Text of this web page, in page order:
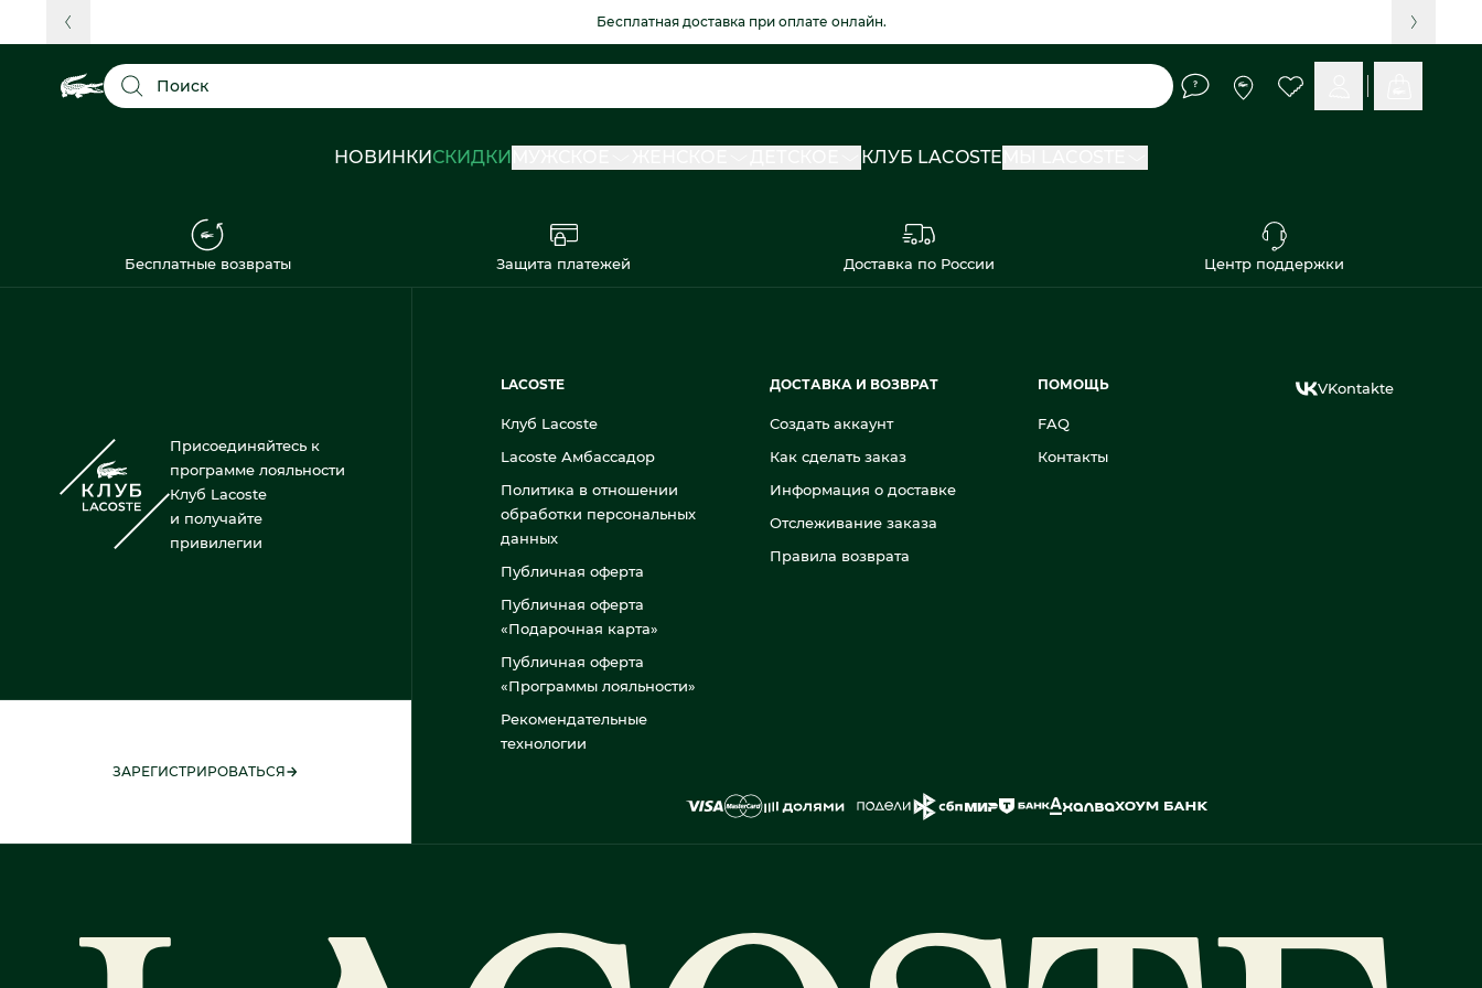
Бесплатная доставка при оплате онлайн.
Поиск
НОВИНКИСКИДКИ КЛУБ LACOSTE
Бесплатные возвраты Защита платежей Доставка по России Центр поддержки
Присоединяйтесь к
программе лояльности
Клуб Lacoste
и получайте
привилегии
ЗАРЕГИСТРИРОВАТЬСЯ
LACOSTE
Клуб Lacoste
Lacoste Амбассадор
Политика в отношении
обработки персональных
данных
Публичная оферта
Публичная оферта
«Подарочная карта»
Публичная оферта
«Программы лояльности»
Рекомендательные
технологии
ДОСТАВКА И ВОЗВРАТ
Создать аккаунт
Как сделать заказ
Информация о доставке
Отслеживание заказа
Правила возврата
ПОМОЩЬ
FAQ
Контакты
VKontakte